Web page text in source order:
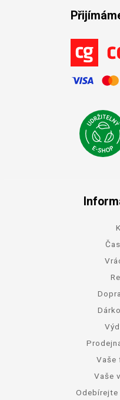
Vaše
Vaše
Odebírejte